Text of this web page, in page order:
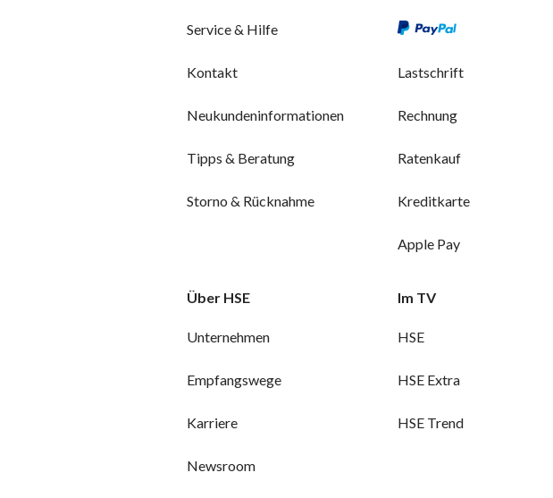
Service & Hilfe
Kontakt
Neukundeninformationen
Tipps & Beratung
Storno & Rücknahme
Lastschrift
Rechnung
Ratenkauf
Kreditkarte
Apple Pay
Über HSE
Unternehmen
Empfangswege
Karriere
Newsroom
Im TV
HSE
HSE Extra
HSE Trend